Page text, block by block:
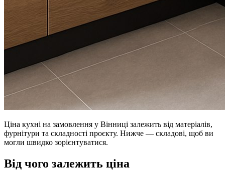
Ціна кухні на замовлення у Вінниці залежить від матеріалів,
фурнітури та складності проєкту. Нижче — складові, щоб ви
могли швидко зорієнтуватися.
Від чого залежить ціна